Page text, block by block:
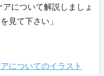
アについて解説しましょ
見て下さい」